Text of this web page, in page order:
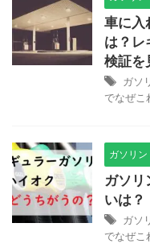
車に入
は？レ
検証を
ガソ
でなぜこ
ガソリン
ガソリ
いは？
ガソ
でなぜこ